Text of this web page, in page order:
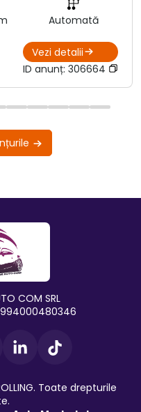
Automată
Vezi detalii
ID anunț: 306664
COM SRL
Toate drepturile